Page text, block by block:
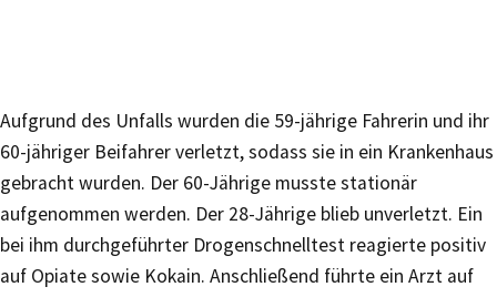
Aufgrund des Unfalls wurden die 59-jährige Fahrerin und ihr
60-jähriger Beifahrer verletzt, sodass sie in ein Krankenhaus
gebracht wurden. Der 60-Jährige musste stationär
aufgenommen werden. Der 28-Jährige blieb unverletzt. Ein
bei ihm durchgeführter Drogenschnelltest reagierte positiv
auf Opiate sowie Kokain. Anschließend führte ein Arzt auf